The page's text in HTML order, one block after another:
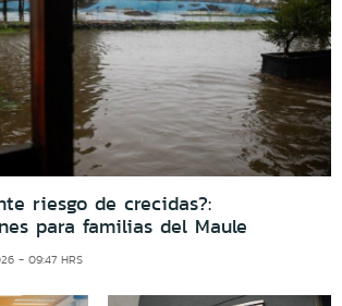
riesgo de crecidas?:
para familias del Maule
- 09:47 HRS